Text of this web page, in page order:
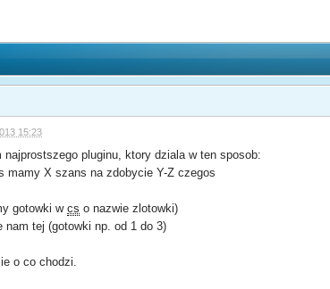
15:23
najprostszego pluginu, ktory dziala w ten sposob:
mamy X szans na zdobycie Y-Z czegos
gotowki wcs o nazwie zlotowki)
nam tej (gotowki np. od 1 do 3)
o co chodzi.